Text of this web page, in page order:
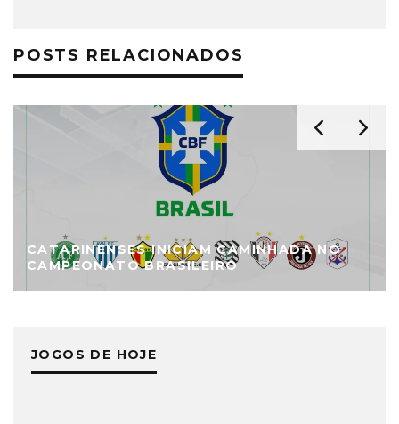
POSTS RELACIONADOS
CATARINENSES INICIAM CAMINHADA NO
CAMPEONATO BRASILEIRO
JOGOS DE HOJE